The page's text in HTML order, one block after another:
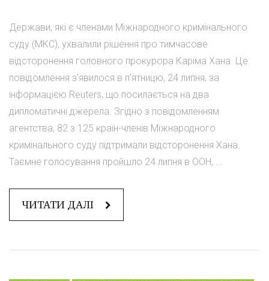
Держави, які є членами Міжнародного кримінального
суду (МКС), ухвалили рішення про тимчасове
відсторонення головного прокурора Каріма Хана. Це
повідомлення з'явилося в п'ятницю, 24 липня, за
інформацією Reuters, що посилається на два
дипломатичні джерела. Згідно з повідомленням
агентства, 82 з 125 країн-членів Міжнародного
кримінального суду підтримали відсторонення Хана.
Таємне голосування пройшло 24 липня в ООН, ...
ЧИТАТИ ДАЛІ